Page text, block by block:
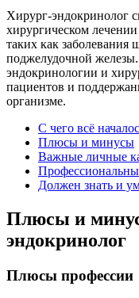
Хирург-эндокринолог
хирургическом
таких как
поджелудочной железы.
эндокринологии и
пациентов и
организме.
С чего всё
Плюсы и минусы
Важные личные
Должен знать и
Плюсы и
эндокринолог
Плюсы профессии